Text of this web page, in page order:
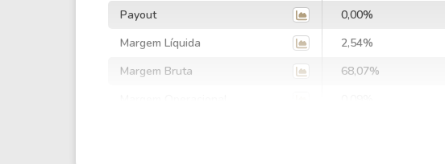
Payout
0,00%
Margem Líquida
2,54%
Margem Bruta
68,07%